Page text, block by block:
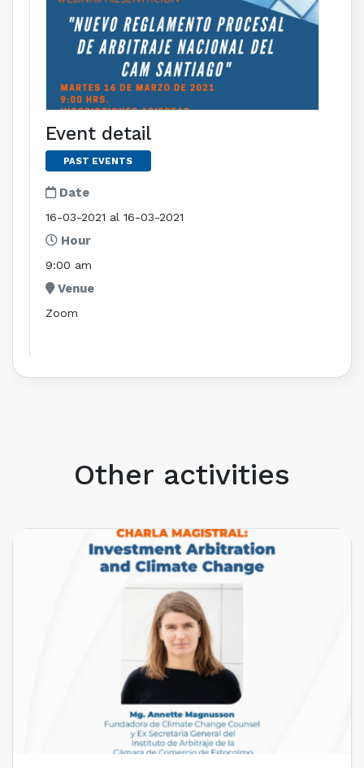
Event detail
PAST EVENTS
Date
16-03-2021 al 16-03-2021
Hour
9:00 am
Venue
Zoom
Other activities
UPCOMING EVENTS